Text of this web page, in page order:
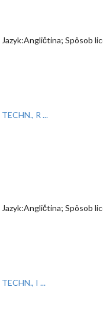
Spôsob
R ...
Spôsob
I ...